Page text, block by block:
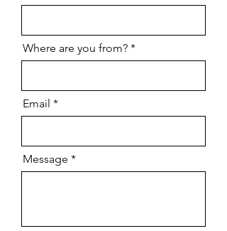
Where are you from?
Email
Message